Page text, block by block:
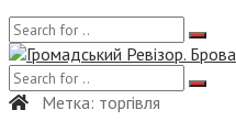
Метка: торгівля